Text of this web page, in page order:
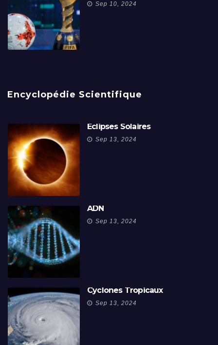
Sep 10, 2024
Encyclopédie Scientifique
Éclipses Solaires
Sep 13, 2024
ADN
Sep 13, 2024
Cyclones Tropicaux
Sep 13, 2024